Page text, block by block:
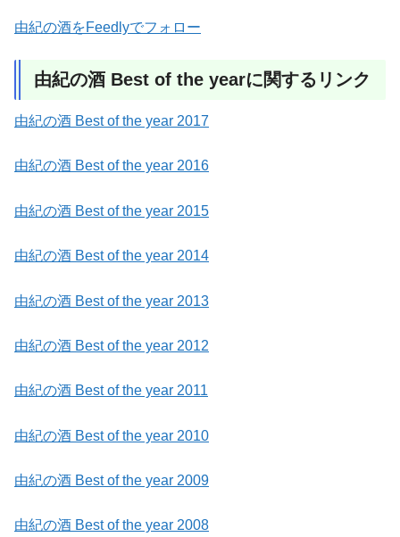
由紀の酒をFeedlyでフォロー
由紀の酒 Best of the yearに関するリンク
由紀の酒 Best of the year 2017
由紀の酒 Best of the year 2016
由紀の酒 Best of the year 2015
由紀の酒 Best of the year 2014
由紀の酒 Best of the year 2013
由紀の酒 Best of the year 2012
由紀の酒 Best of the year 2011
由紀の酒 Best of the year 2010
由紀の酒 Best of the year 2009
由紀の酒 Best of the year 2008